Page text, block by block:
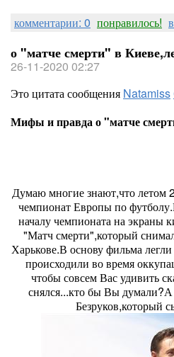
комментарии: 0 понравилось!
о "матче смерти" в
26-11-2020 02:27
Это цитата сообщения Natamiss
Мифы и правда о "матче
Думаю многие знают,что летом
чемпионат Европы по
началу чемпионата на экраны
"Матч смерти",который
Харькове.В основу фильма
происходили во время
чтобы совсем Вас удивить
снялся...кто бы Вы
Безруков,который